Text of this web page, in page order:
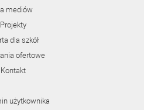
mediów
Projekty
dla szkół
ofertowe
Kontakt
użytkownika